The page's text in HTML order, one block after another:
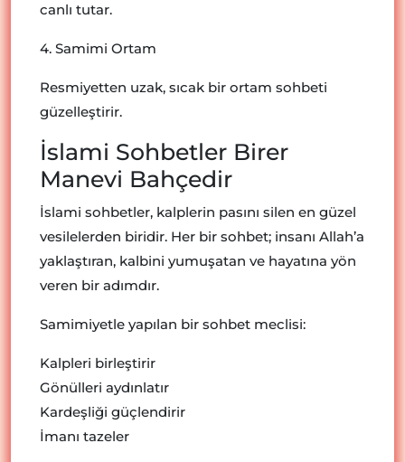
canlı tutar.
4. Samimi Ortam
Resmiyetten uzak, sıcak bir ortam sohbeti
güzelleştirir.
İslami Sohbetler Birer
Manevi Bahçedir
İslami sohbetler, kalplerin pasını silen en güzel
vesilelerden biridir. Her bir sohbet; insanı Allah’a
yaklaştıran, kalbini yumuşatan ve hayatına yön
veren bir adımdır.
Samimiyetle yapılan bir sohbet meclisi:
Kalpleri birleştirir
Gönülleri aydınlatır
Kardeşliği güçlendirir
İmanı tazeler